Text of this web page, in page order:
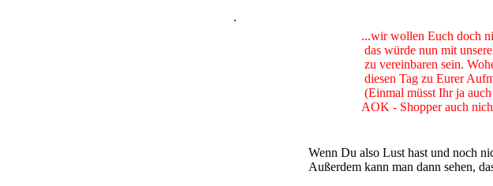
.
...wir wollen Euch doch
das würde nun mit
zu vereinbaren sein.
diesen Tag zu Eurer
(Einmal müsst Ihr ja
AOK - Shopper auch
Wenn Du also Lust hast und noch
Außerdem kann man dann sehen,